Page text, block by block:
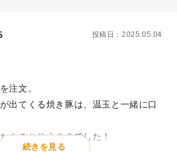
投稿日：2025.05.04
注文。
出てくる焼き豚は、温玉と一緒に口
！ごちそうさまでした！
続きを見る